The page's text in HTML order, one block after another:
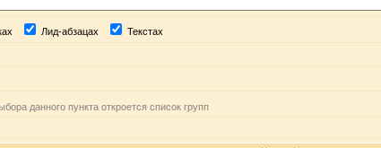
Лид-абзацах Текстах
данного пункта откроется список групп